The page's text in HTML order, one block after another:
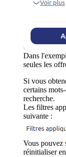
Dans
seules les
Si vous
certains
recherche.
Les filtres
suivante :
Vous pouvez
réinitialiser